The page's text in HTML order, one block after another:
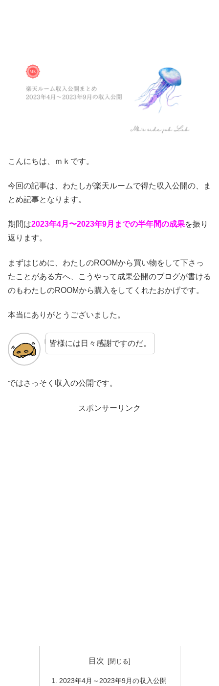
こんにちは、ｍｋです。
今回の記事は、わたしが楽天ルームで得た収入公開の、ま
とめ記事となります。
期間は2023年4月〜2023年9月までの半年間の成果を振り
返ります。
まずはじめに、わたしのROOMから買い物をして下さっ
たことがある方へ、こうやって成果公開のブログが書ける
のもわたしのROOMから購入をしてくれたおかげです。
本当にありがとうございました。
皆様には日々感謝ですのだ。
ではさっそく収入の公開です。
スポンサーリンク
目次
2023年4月～2023年9月の収入公開